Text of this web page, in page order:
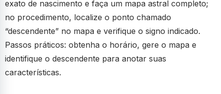
exato de nascimento e faça um mapa astral completo;
no procedimento, localize o ponto chamado
“descendente” no mapa e verifique o signo indicado.
Passos práticos: obtenha o horário, gere o mapa e
identifique o descendente para anotar suas
características.